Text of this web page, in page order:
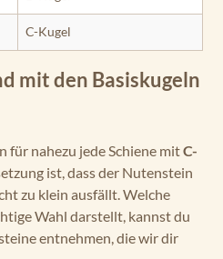
C-Kugel
mit den Basiskugeln
für nahezu jede Schiene mitC-
ist, dass der Nutenstein
zu klein ausfällt. Welche
Wahl darstellt, kannst du
entnehmen, die wir dir